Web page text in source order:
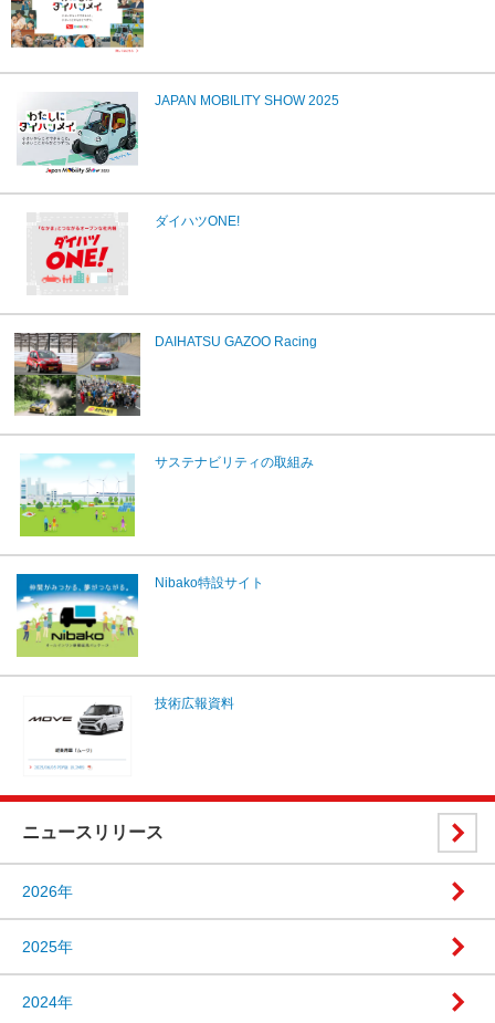
JAPAN MOBILITY SHOW 2025
ダイハツONE!
DAIHATSU GAZOO Racing
サステナビリティの取組み
Nibako特設サイト
技術広報資料
ニュースリリース
2026年
2025年
2024年